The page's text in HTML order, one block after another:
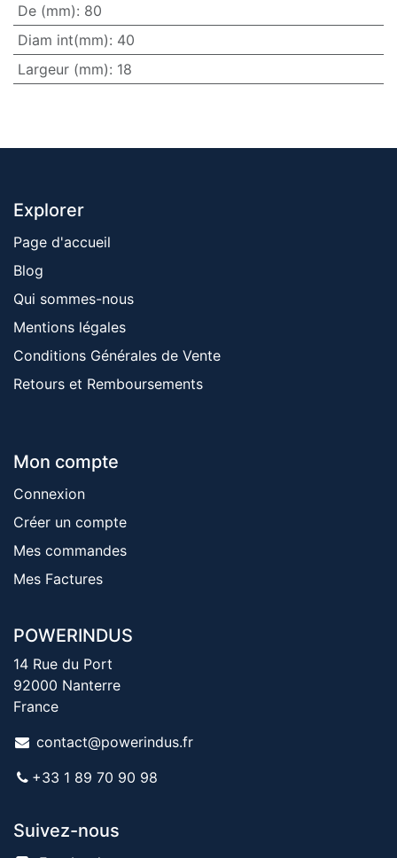
De (mm): 80
Diam int(mm): 40
Largeur (mm): 18
Explorer
Page d'accueil
Blog
Qui sommes-nous
Mentions ​légales
Conditions Générales de Vente
Retours et Remboursements
Mon compte
Connexion
Créer un compte
Mes commandes
Mes Factures
POWERINDUS
14 Rue du Port
92000 Nanterre
France
contact@powerindus.fr
+33 1 89 70 90 98
Suivez-nous